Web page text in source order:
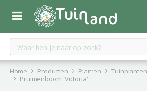
r
Home Producten Planten Tuinplanten
Pruimenboom 'Victoria'